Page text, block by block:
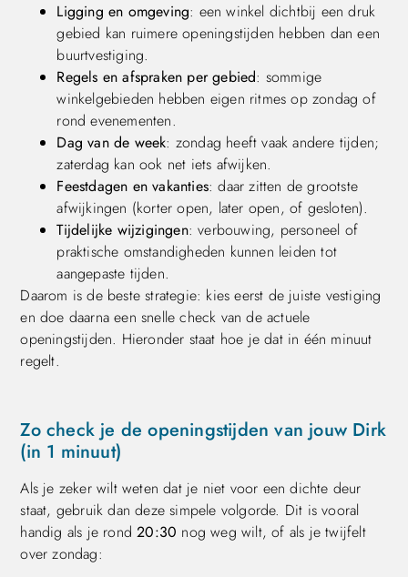
Ligging en omgeving: een winkel dichtbij een druk
gebied kan ruimere openingstijden hebben dan een
buurtvestiging.
Regels en afspraken per gebied: sommige
winkelgebieden hebben eigen ritmes op zondag of
rond evenementen.
Dag van de week: zondag heeft vaak andere tijden;
zaterdag kan ook net iets afwijken.
Feestdagen en vakanties: daar zitten de grootste
afwijkingen (korter open, later open, of gesloten).
Tijdelijke wijzigingen: verbouwing, personeel of
praktische omstandigheden kunnen leiden tot
aangepaste tijden.
Daarom is de beste strategie: kies eerst de juiste vestiging
en doe daarna een snelle check van de actuele
openingstijden. Hieronder staat hoe je dat in één minuut
regelt.
Zo check je de openingstijden van jouw Dirk
(in 1 minuut)
Als je zeker wilt weten dat je niet voor een dichte deur
staat, gebruik dan deze simpele volgorde. Dit is vooral
handig als je rond20:30 nog weg wilt, of als je twijfelt
over zondag: